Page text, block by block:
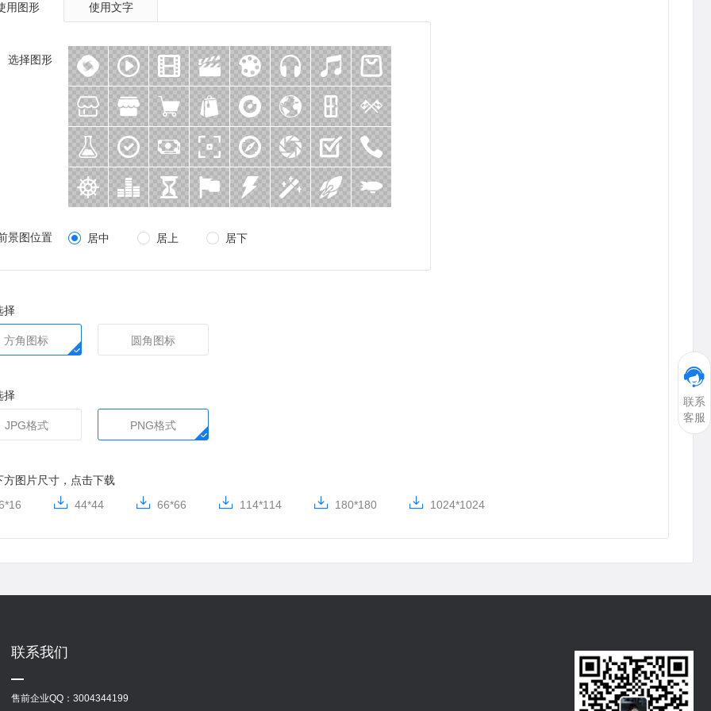
用图形 使用文字
选择图形
景图位置 居中 居上 居下
择
方角图标 圆角图标
择
JPG格式 PNG格式
方图片尺寸，点击下载
44*44 66*66 114*114 180*180 1024*1024
联系我们
售前企业QQ： 3004344199
联系
客服